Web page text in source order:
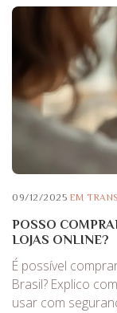
09/12/2025 EM
POSSO
LOJAS ONLINE?
É possível
Brasil? Explico
usar com